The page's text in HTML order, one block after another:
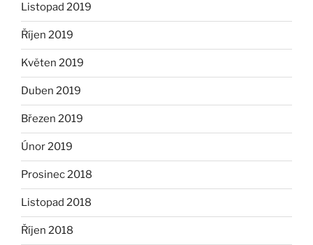
Listopad 2019
Říjen 2019
Květen 2019
Duben 2019
Březen 2019
Únor 2019
Prosinec 2018
Listopad 2018
Říjen 2018